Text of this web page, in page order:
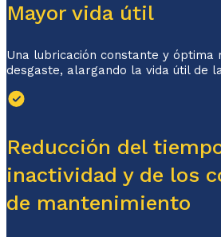
Mayor vida útil
Una lubricación constante y óptima
desgaste, alargando la vida útil de
Reducción del
inactividad y de los
de mantenimiento